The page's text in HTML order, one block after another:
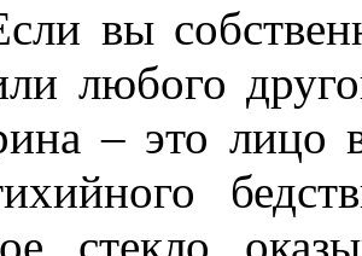
вы
любого
– это лицо
стекло